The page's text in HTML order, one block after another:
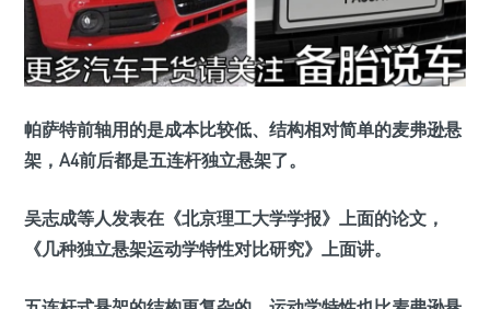
帕萨特前轴用的是成本比较低、结构相对简单的麦弗逊悬
架，A4前后都是五连杆独立悬架了。
吴志成等人发表在《北京理工大学学报》上面的论文，
《几种独立悬架运动学特性对比研究》上面讲。